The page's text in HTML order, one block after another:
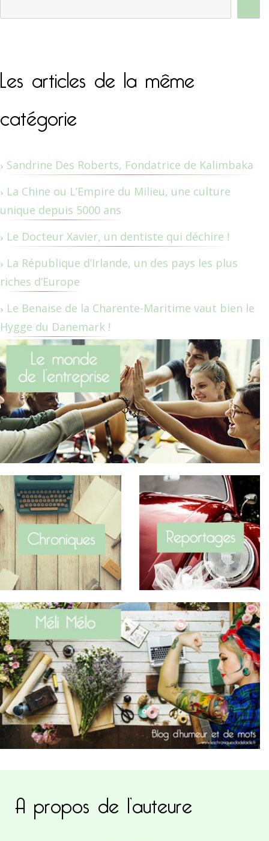
Les articles de la même
catégorie
Sandrine Des Roberts, Fondatrice de Kalimbaka
La Chine ou L’Empire du Milieu, une culture
unique depuis 5000 ans
Le Docteur Xavier, un dentiste qui déchire !
La République d’Irlande, un des pays les plus
riches d’Europe
Le Benaise de la Charente-Maritime vaut bien le
Hygge du Danemark !
A propos de l’auteure